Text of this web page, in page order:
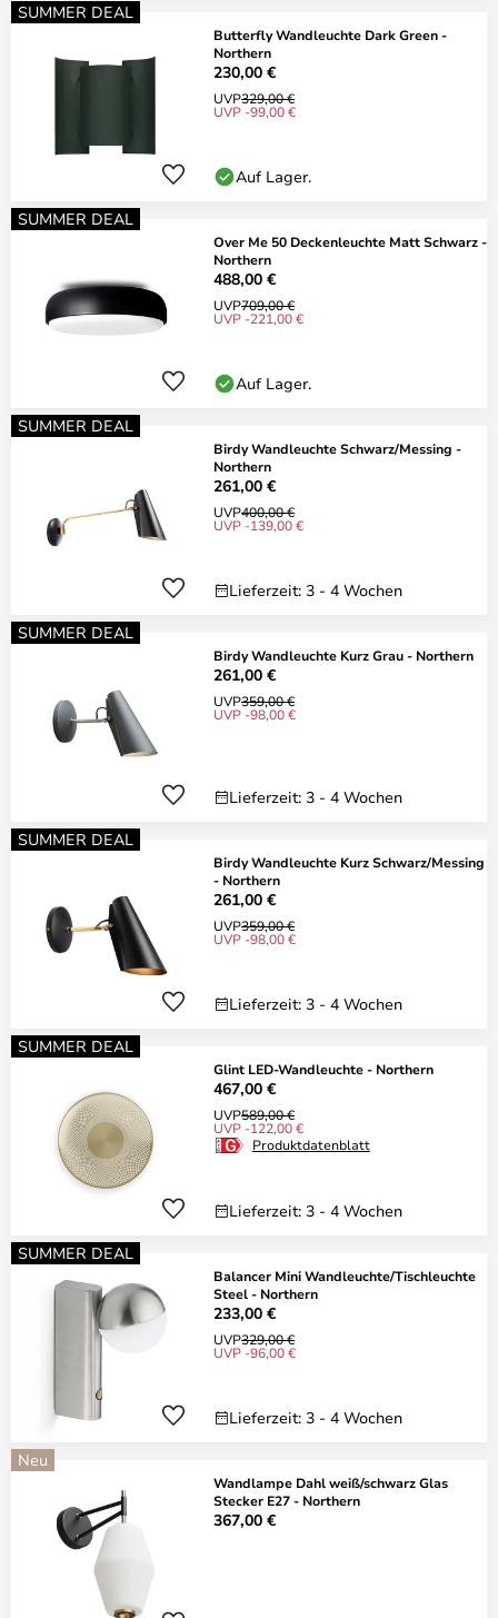
SUMMER DEAL
Butterfly Wandleuchte Dark Green -
Northern
230,00 €
UVP329,00 €
UVP -99,00 €
Auf Lager.
SUMMER DEAL
Over Me 50 Deckenleuchte Matt Schwarz -
Northern
488,00 €
UVP709,00 €
UVP -221,00 €
Auf Lager.
SUMMER DEAL
Birdy Wandleuchte Schwarz/Messing -
Northern
261,00 €
UVP400,00 €
UVP -139,00 €
Lieferzeit: 3 - 4 Wochen
SUMMER DEAL
Birdy Wandleuchte Kurz Grau - Northern
261,00 €
UVP359,00 €
UVP -98,00 €
Lieferzeit: 3 - 4 Wochen
SUMMER DEAL
Birdy Wandleuchte Kurz Schwarz/Messing
- Northern
261,00 €
UVP359,00 €
UVP -98,00 €
Lieferzeit: 3 - 4 Wochen
SUMMER DEAL
Glint LED-Wandleuchte - Northern
467,00 €
UVP589,00 €
UVP -122,00 €
Produktdatenblatt
Lieferzeit: 3 - 4 Wochen
SUMMER DEAL
Balancer Mini Wandleuchte/Tischleuchte
Steel - Northern
233,00 €
UVP329,00 €
UVP -96,00 €
Lieferzeit: 3 - 4 Wochen
Neu
Wandlampe Dahl weiß/schwarz Glas
Stecker E27 - Northern
367,00 €